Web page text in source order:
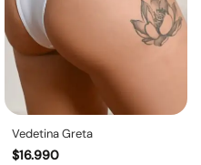
Vedetina Greta
$16.990